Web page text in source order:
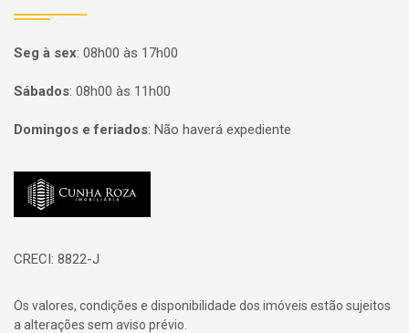
Seg à sex: 08h00 às 17h00
Sábados: 08h00 às 11h00
Domingos e feriados: Não haverá expediente
Página inicial
CRECI: 8822-J
Os valores, condições e disponibilidade dos imóveis estão sujeitos
a alterações sem aviso prévio.